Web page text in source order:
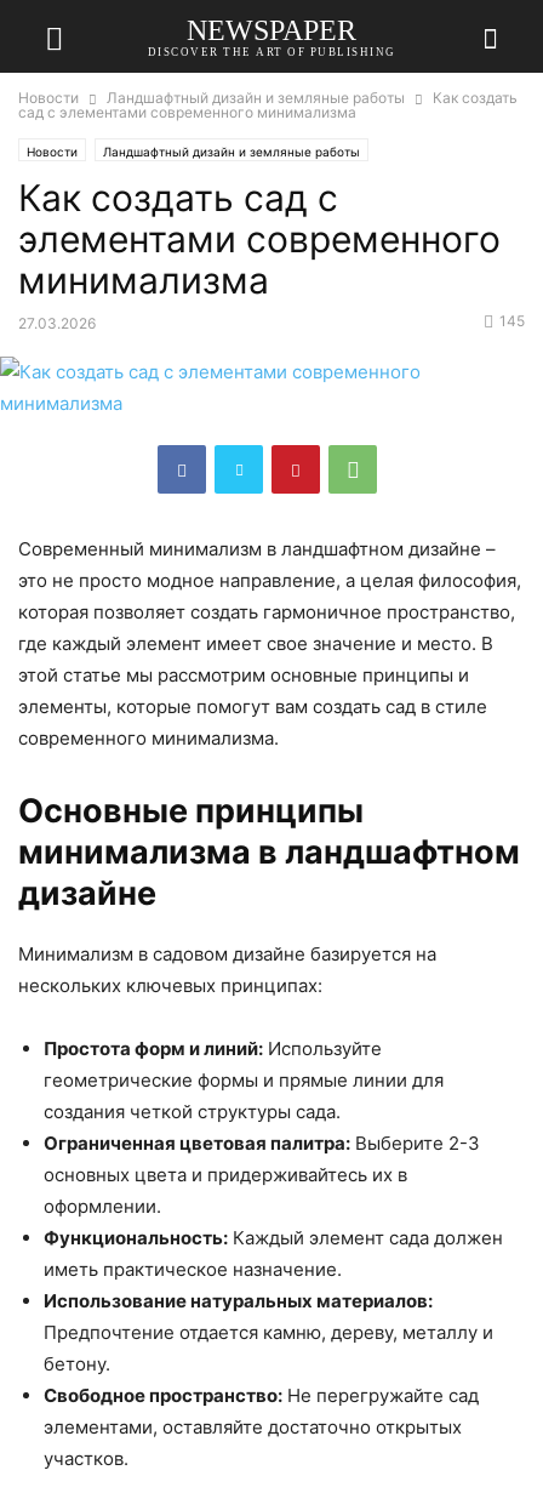
NEWSPAPER
DISCOVER THE ART OF PUBLISHING
Новости Ландшафтный дизайн и земляные работы
Как создать
сад с элементами современного минимализма
Новости Ландшафтный дизайн и земляные работы
Как создать сад с
элементами современного
минимализма
27.03.2026 145
Современный минимализм в ландшафтном дизайне –
это не просто модное направление, а целая философия,
которая позволяет создать гармоничное пространство,
где каждый элемент имеет свое значение и место. В
этой статье мы рассмотрим основные принципы и
элементы, которые помогут вам создать сад в стиле
современного минимализма.
Основные принципы
минимализма в ландшафтном
дизайне
Минимализм в садовом дизайне базируется на
нескольких ключевых принципах:
Простота форм и линий: Используйте
геометрические формы и прямые линии для
создания четкой структуры сада.
Ограниченная цветовая палитра: Выберите 2-3
основных цвета и придерживайтесь их в
оформлении.
Функциональность: Каждый элемент сада должен
иметь практическое назначение.
Использование натуральных материалов:
Предпочтение отдается камню, дереву, металлу и
бетону.
Свободное пространство: Не перегружайте сад
элементами, оставляйте достаточно открытых
участков.